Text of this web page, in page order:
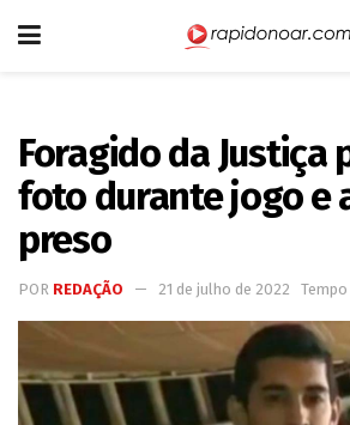
Foragido da Justiça
foto durante jogo e
preso
POR REDAÇÃO 21 de julho de 2022